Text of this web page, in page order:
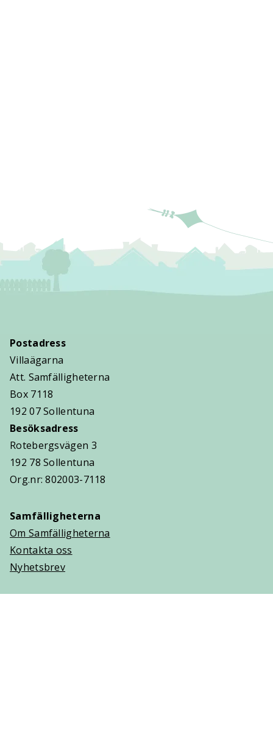
Postadress
Villaägarna
Att. Samfälligheterna
Box 7118
192 07 Sollentuna
Besöksadress
Rotebergsvägen 3
192 78 Sollentuna
Org.nr: 802003-7118
Samfälligheterna
Om Samfälligheterna
Kontakta oss
Nyhetsbrev